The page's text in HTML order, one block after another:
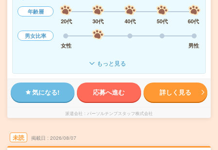
年齢層
20代
30代 40代 50代
60代
男女比率
女性
男性
もっと見る
気になる! 応募へ進む 詳しく見る
派遣会社 パーソルテンプスタッフ株式会社
未読 掲載日 2026/08/07